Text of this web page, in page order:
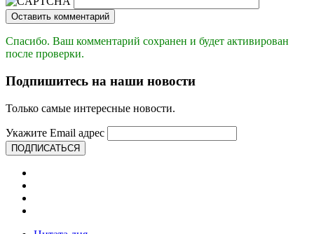
Оставить комментарий
Спасибо. Ваш комментарий сохранен и будет активирован
после проверки.
Подпишитесь на наши новости
Только самые интересные новости.
Укажите Email адрес
ПОДПИСАТЬСЯ